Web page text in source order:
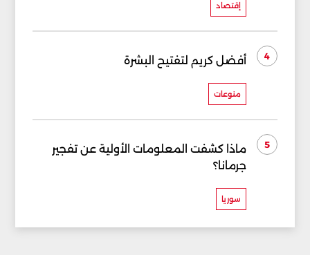
إقتصاد
4 أفضل كريم لتفتيح البشرة
منوعات
5
ماذا كشفت المعلومات الأولية عن تفجير
جرمانا؟
سوريا